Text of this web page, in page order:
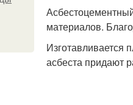
материалов.
Изготавливается
асбеста придают